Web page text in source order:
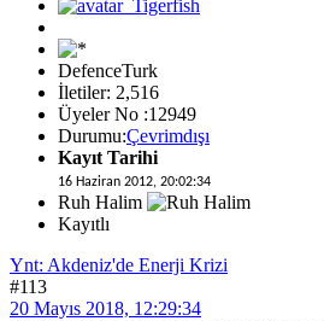
DefenceTurk
İletiler: 2,516
Üyeler No :12949
Durumu:Çevrimdışı
Kayıt Tarihi
16 Haziran 2012, 20:02:34
Ruh Halim
Kayıtlı
Ynt: Akdeniz'de Enerji Krizi
#113
20 Mayıs 2018, 12:29:34